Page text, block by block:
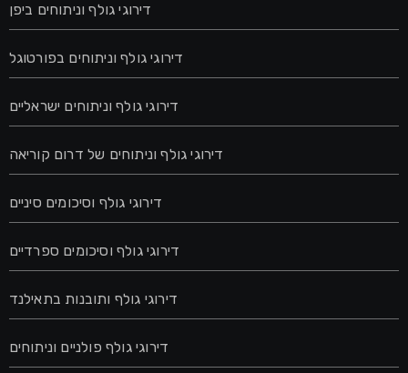
דירוגי גולף וניתוחים ביפן
דירוגי גולף וניתוחים בפורטוגל
דירוגי גולף וניתוחים ישראליים
דירוגי גולף וניתוחים של דרום קוריאה
דירוגי גולף וסיכומים סיניים
דירוגי גולף וסיכומים ספרדיים
דירוגי גולף ותובנות בתאילנד
דירוגי גולף פולניים וניתוחים